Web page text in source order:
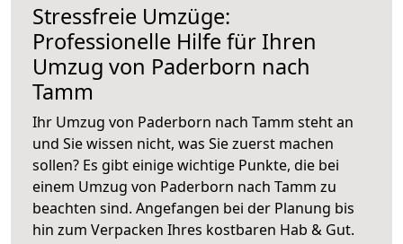
Stressfreie Umzüge:
Professionelle Hilfe für Ihren
Umzug von Paderborn nach
Tamm
Ihr Umzug von Paderborn nach Tamm steht an
und Sie wissen nicht, was Sie zuerst machen
sollen? Es gibt einige wichtige Punkte, die bei
einem Umzug von Paderborn nach Tamm zu
beachten sind. Angefangen bei der Planung bis
hin zum Verpacken Ihres kostbaren Hab & Gut.